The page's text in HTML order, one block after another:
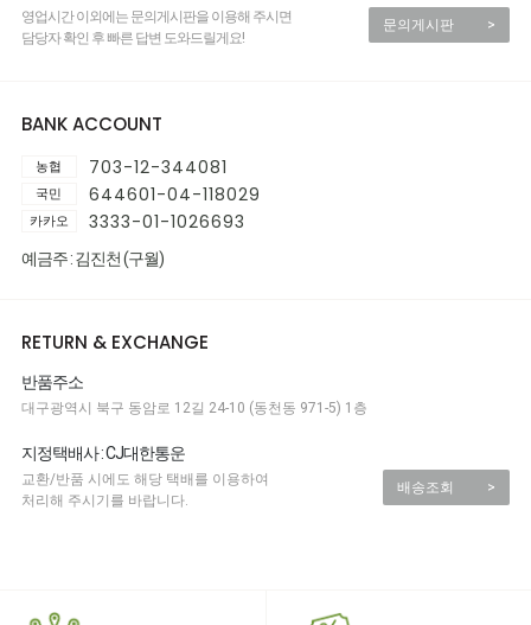
영업시간 이외에는 문의게시판을 이용해 주시면
담당자 확인 후 빠른 답변 도와드릴게요!
문의게시판 >
BANK ACCOUNT
농협 703-12-344081
국민 644601-04-118029
카카오 3333-01-1026693
예금주 : 김진천 (구월)
RETURN & EXCHANGE
반품주소
대구광역시 북구 동암로 12길 24-10 (동천동 971-5) 1층
지정택배사 : CJ대한통운
교환/반품 시에도 해당 택배를 이용하여
처리해 주시기를 바랍니다.
배송조회 >